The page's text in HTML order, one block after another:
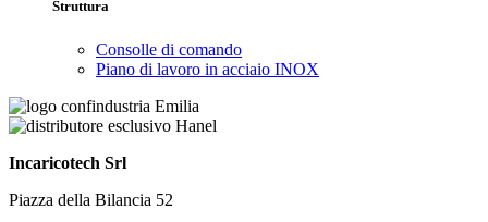
Struttura
Consolle di comando
Piano di lavoro in acciaio INOX
Incaricotech Srl
Piazza della Bilancia 52